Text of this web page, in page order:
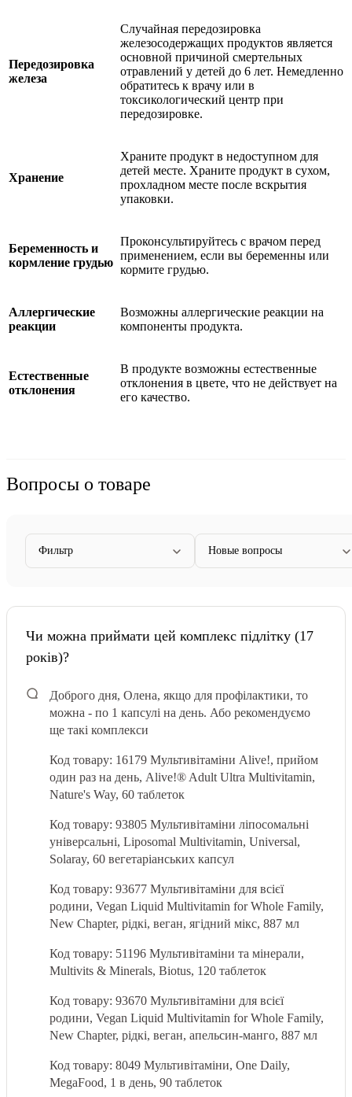
Передозировка
железа
Случайная передозировка
железосодержащих продуктов является
основной причиной смертельных
отравлений у детей до 6 лет. Немедленно
обратитесь к врачу или в
токсикологический центр при
передозировке.
Хранение
Храните продукт в недоступном для
детей месте. Храните продукт в сухом,
прохладном месте после вскрытия
упаковки.
Беременность и
кормление грудью
Проконсультируйтесь с врачом перед
применением, если вы беременны или
кормите грудью.
Аллергические
реакции
Возможны аллергические реакции на
компоненты продукта.
Естественные
отклонения
В продукте возможны естественные
отклонения в цвете, что не действует на
его качество.
Вопросы о товаре
Фильтр Новые вопросы
Чи можна приймати цей комплекс підлітку (17
років)?
Доброго дня, Олена, якщо для профілактики, то
можна - по 1 капсулі на день. Або рекомендуємо
ще такі комплекси
Код товару: 16179 Мультивітаміни Alive!, прийом
один раз на день, Alive!® Adult Ultra Multivitamin,
Nature's Way, 60 таблеток
Код товару: 93805 Мультивітаміни ліпосомальні
універсальні, Liposomal Multivitamin, Universal,
Solaray, 60 вегетаріанських капсул
Код товару: 93677 Мультивітаміни для всієї
родини, Vegan Liquid Multivitamin for Whole Family,
New Chapter, рідкі, веган, ягідний мікс, 887 мл
Код товару: 51196 Мультивітаміни та мінерали,
Multivits & Minerals, Biotus, 120 таблеток
Код товару: 93670 Мультивітаміни для всієї
родини, Vegan Liquid Multivitamin for Whole Family,
New Chapter, рідкі, веган, апельсин-манго, 887 мл
Код товару: 8049 Мультивітаміни, One Daily,
MegaFood, 1 в день, 90 таблеток